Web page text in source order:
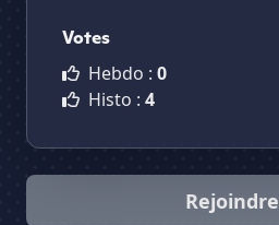
Votes
Hebdo : 0
Histo : 4
Rejoindre